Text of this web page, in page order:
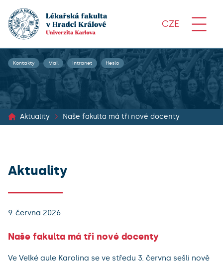
CZE
Kontakty Mail Intranet Heslo
Aktuality Naše fakulta má tři nové docenty
Aktuality
9. června 2026
Naše fakulta má tři nové docenty
Ve Velké aule Karolina se ve středu 3. června sešli nově